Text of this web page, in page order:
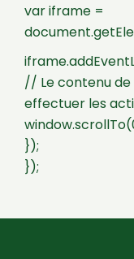
var iframe =
// Le contenu de
effectuer les
});
});